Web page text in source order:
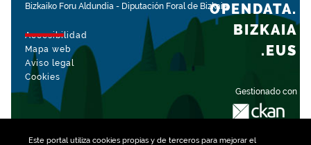
Este portal utiliza cookiespropias y de terceros para mejorar el
Bizkaiko Foru Aldundia - Diputación Foral de Bizkaia
Accesibilidad
Mapa web
Aviso legal
Cookies
Gestionado con
OPENDATA.
BIZKAIA
.EUS